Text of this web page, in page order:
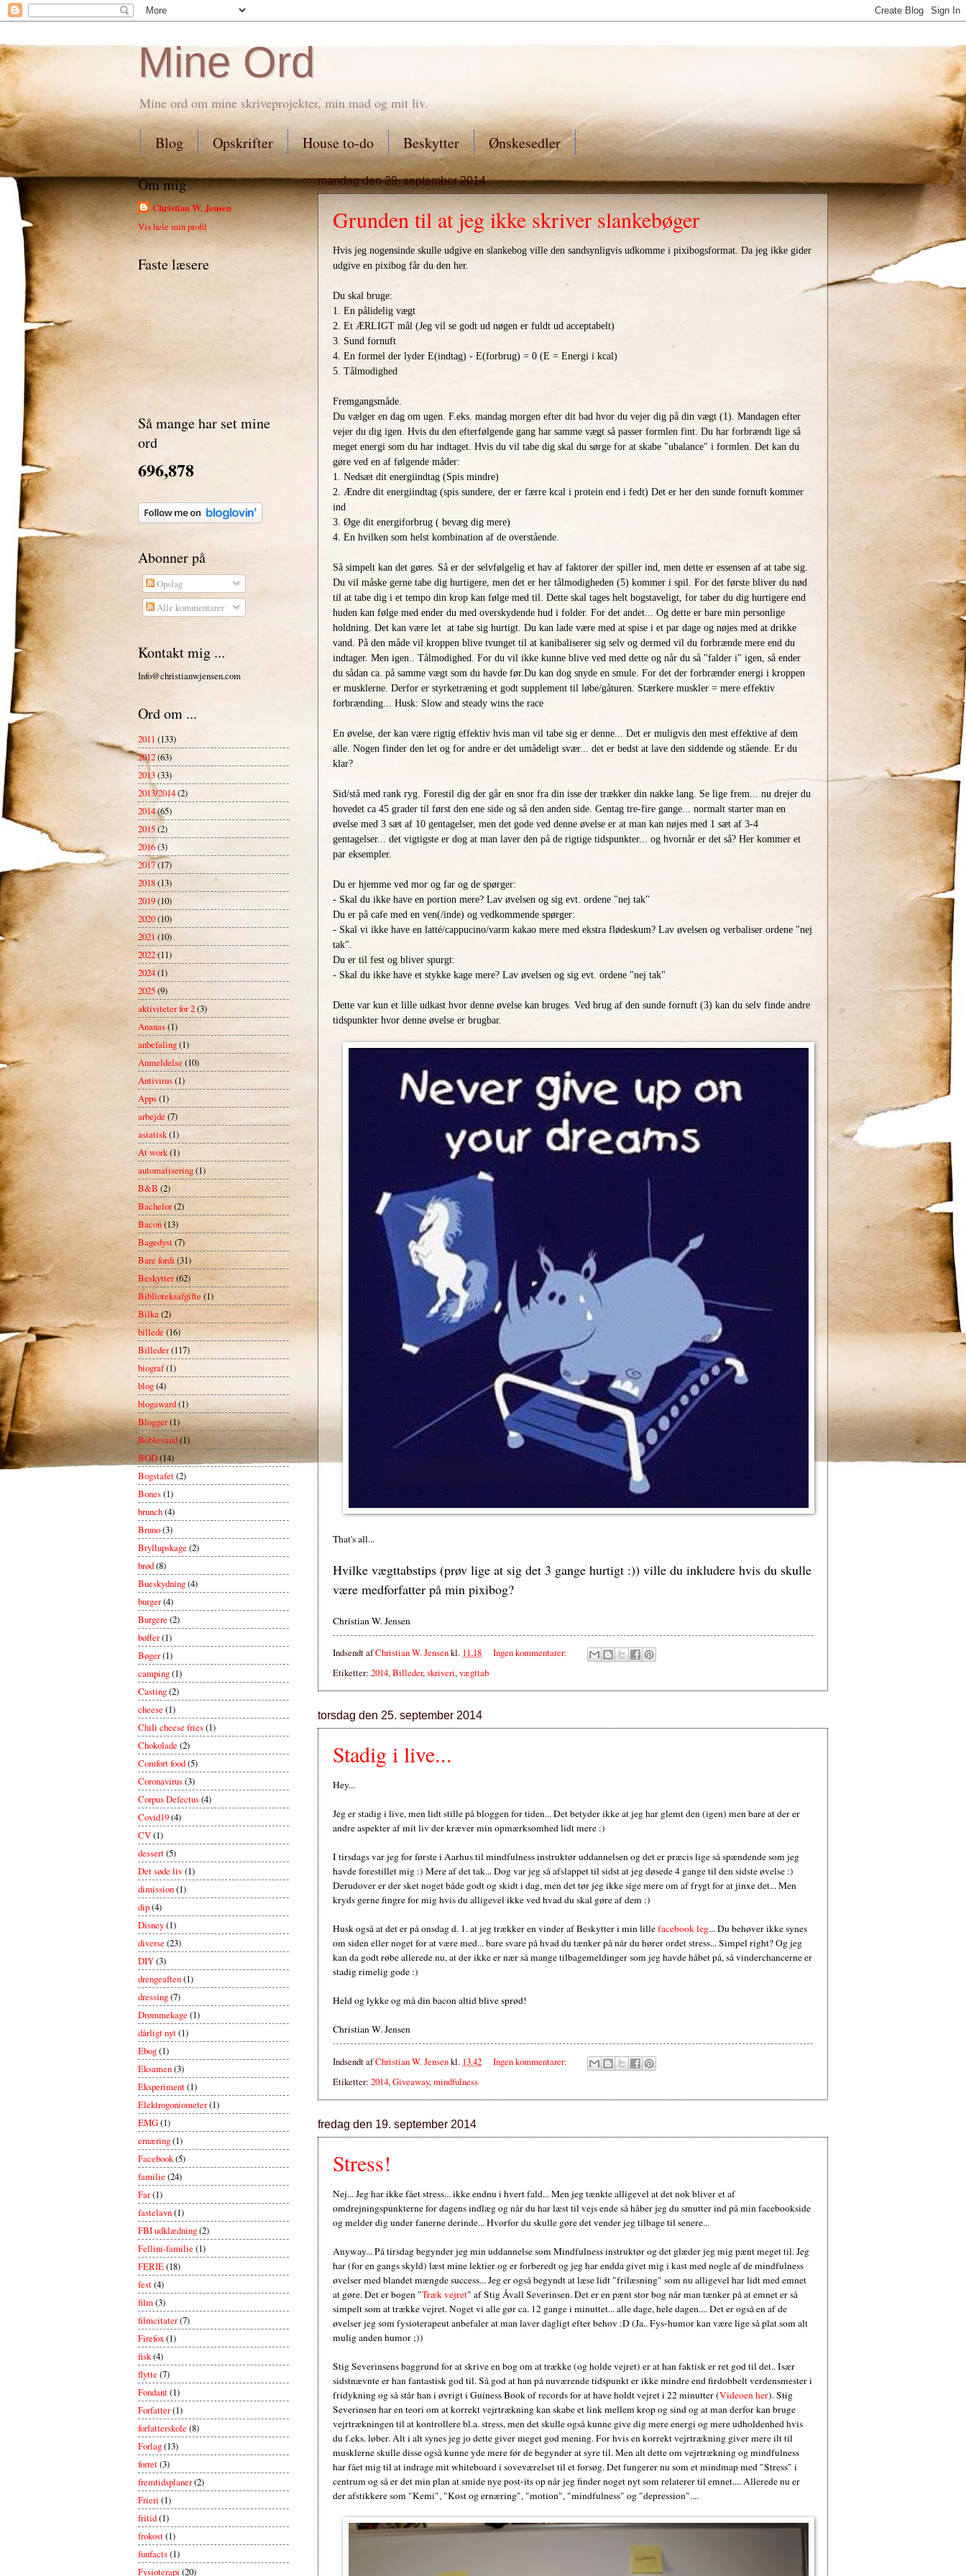
Mine Ord
Mine ord om mine skriveprojekter, min mad og mit liv.
Blog Opskrifter House to-do Beskytter Ønskesedler
mandag den 29. september 2014
Grunden til at jeg ikke skriver slankebøger
Hvis jeg nogensinde skulle udgive en slankebog ville den sandsynligvis udkomme i pixibogsformat. Da jeg ikke gider
udgive en pixibog får du den her.
Du skal bruge:
1. En pålidelig vægt
2. Et ÆRLIGT mål (Jeg vil se godt ud nøgen er fuldt ud acceptabelt)
3. Sund fornuft
4. En formel der lyder E(indtag) - E(forbrug) = 0 (E = Energi i kcal)
5. Tålmodighed
Fremgangsmåde.
Du vælger en dag om ugen. F.eks. mandag morgen efter dit bad hvor du vejer dig på din vægt (1). Mandagen efter
vejer du dig igen. Hvis du den efterfølgende gang har samme vægt så passer formlen fint. Du har forbrændt lige så
meget energi som du har indtaget. Hvis du vil tabe dig skal du sørge for at skabe "ubalance" i formlen. Det kan du
gøre ved en af følgende måder:
1. Nedsæt dit energiindtag (Spis mindre)
2. Ændre dit energiindtag (spis sundere, der er færre kcal i protein end i fedt) Det er her den sunde fornuft kommer
ind
3. Øge dit energiforbrug ( bevæg dig mere)
4. En hvilken som helst kombination af de overstående.
Så simpelt kan det gøres. Så er der selvfølgelig et hav af faktorer der spiller ind, men dette er essensen af at tabe sig.
Du vil måske gerne tabe dig hurtigere, men det er her tålmodigheden (5) kommer i spil. For det første bliver du nød
til at tabe dig i et tempo din krop kan følge med til. Dette skal tages helt bogstaveligt, for taber du dig hurtigere end
huden kan følge med ender du med overskydende hud i folder. For det andet... Og dette er bare min personlige
holdning. Det kan være let at tabe sig hurtigt. Du kan lade være med at spise i et par dage og nøjes med at drikke
vand. På den måde vil kroppen blive tvunget til at kanibaliserer sig selv og dermed vil du forbrænde mere end du
indtager. Men igen.. Tålmodighed. For du vil ikke kunne blive ved med dette og når du så "falder i" igen, så ender
du sådan ca. på samme vægt som du havde før.Du kan dog snyde en smule. For det der forbrænder energi i kroppen
er musklerne. Derfor er styrketræning et godt supplement til løbe/gåturen. Stærkere muskler = mere effektiv
forbrænding... Husk: Slow and steady wins the race
En øvelse, der kan være rigtig effektiv hvis man vil tabe sig er denne... Det er muligvis den mest effektive af dem
alle. Nogen finder den let og for andre er det umådeligt svær... det er bedst at lave den siddende og stående. Er du
klar?
Sid/stå med rank ryg. Forestil dig der går en snor fra din isse der trækker din nakke lang. Se lige frem... nu drejer du
hovedet ca 45 grader til først den ene side og så den anden side. Gentag tre-fire gange... normalt starter man en
øvelse med 3 sæt af 10 gentagelser, men det gode ved denne øvelse er at man kan nøjes med 1 sæt af 3-4
gentagelser... det vigtigste er dog at man laver den på de rigtige tidspunkter... og hvornår er det så? Her kommer et
par eksempler.
Du er hjemme ved mor og far og de spørger:
- Skal du ikke have en portion mere? Lav øvelsen og sig evt. ordene "nej tak"
Du er på cafe med en ven(/inde) og vedkommende spørger:
- Skal vi ikke have en latté/cappucino/varm kakao mere med ekstra flødeskum? Lav øvelsen og verbaliser ordene "nej
tak".
Du er til fest og bliver spurgt:
- Skal du ikke have et stykke kage mere? Lav øvelsen og sig evt. ordene "nej tak"
Dette var kun et lille udkast hvor denne øvelse kan bruges. Ved brug af den sunde fornuft (3) kan du selv finde andre
tidspunkter hvor denne øvelse er brugbar.
That's all...
Hvilke vægttabstips (prøv lige at sig det 3 gange hurtigt :)) ville du inkludere hvis du skulle
være medforfatter på min pixibog?
Christian W. Jensen
Indsendt afChristian W. Jensenkl. 11.18
Ingen kommentarer:
Etiketter: 2014,Billeder,skriveri,vægttab
torsdag den 25. september 2014
Stadig i live...
Hey...
Jeg er stadig i live, men lidt stille på bloggen for tiden... Det betyder ikke at jeg har glemt den (igen) men bare at der er
andre aspekter af mit liv der kræver min opmærksomhed lidt mere :)
I tirsdags var jeg for første i Aarhus til mindfulness instruktør uddannelsen og det er præcis lige så spændende som jeg
havde forestillet mig :) Mere af det tak... Dog var jeg så afslappet til sidst at jeg døsede 4 gange til den sidste øvelse :)
Derudover er der sket noget både godt og skidt i dag, men det tør jeg ikke sige mere om af frygt for at jinxe det... Men
kryds gerne fingre for mig hvis du alligevel ikke ved hvad du skal gøre af dem :)
Husk også at det er på onsdag d. 1. at jeg trækker en vinder af Beskytter i min lillefacebook leg... Du behøver ikke synes
om siden eller noget for at være med... bare svare på hvad du tænker på når du hører ordet stress... Simpel right? Og jeg
kan da godt røbe allerede nu, at der ikke er nær så mange tilbagemeldinger som jeg havde håbet på, så vinderchancerne er
stadig rimelig gode :)
Held og lykke og må din bacon altid blive sprød!
Christian W. Jensen
Indsendt afChristian W. Jensenkl. 13.42
Ingen kommentarer:
Etiketter: 2014,Giveaway,mindfulness
fredag den 19. september 2014
Stress!
Nej... Jeg har ikke fået stress... ikke endnu i hvert fald... Men jeg tænkte alligevel at det nok bliver et af
omdrejningspunkterne for dagens indlæg og når du har læst til vejs ende så håber jeg du smutter ind på min facebookside
og melder dig under fanerne derinde... Hvorfor du skulle gøre det vender jeg tilbage til senere...
Anyway... På tirsdag begynder jeg min uddannelse som Mindfulness instruktør og det glæder jeg mig pænt meget til. Jeg
har (for en gangs skyld) læst mine lektier og er forberedt og jeg har endda givet mig i kast med nogle af de mindfulness
øvelser med blandet mængde success... Jeg er også begyndt at læse lidt "frilæsning" som nu alligevel har lidt med emnet
at gøre. Det er bogen "Træk vejret" af Stig Åvall Severinsen. Det er en pænt stor bog når man tænker på at emnet er så
simpelt som at trække vejret. Noget vi alle gør ca. 12 gange i minuttet... alle dage, hele dagen.... Det er også en af de
øvelser jeg som fysioterapeut anbefaler at man laver dagligt efter behov :D (Ja.. Fys-humor kan være lige så plat som alt
mulig anden humor ;))
Stig Severinsens baggrund for at skrive en bog om at trække (og holde vejret) er at han faktisk er ret god til det.. Især
sidstnævnte er han fantastisk god til. Så god at han på nuværende tidspunkt er ikke mindre end firdobbelt verdensmester i
fridykning og så står han i øvrigt i Guiness Book of records for at have holdt vejret i 22 minutter (Videoen her). Stig
Severinsen har en teori om at korrekt vejrtrækning kan skabe et link mellem krop og sind og at man derfor kan bruge
vejrtrækningen til at kontrollere bl.a. stress, men det skulle også kunne give dig mere energi og mere udholdenhed hvis
du f.eks. løber. Alt i alt synes jeg jo dette giver meget god mening. For hvis en korrekt vejrtrækning giver mere ilt til
musklerne skulle disse også kunne yde mere før de begynder at syre til. Men alt dette om vejrtrækning og mindfulness
har fået mig til at indrage mit whiteboard i soveværelset til et forsøg. Det fungerer nu som et mindmap med "Stress" i
centrum og så er det min plan at smide nye post-its op når jeg finder noget nyt som relaterer til emnet.... Allerede nu er
der afstikkere som "Kemi", "Kost og ernæring", "motion", "mindfulness" og "depression"....
Om mig
Christian W. Jensen
Vis hele min profil
Faste læsere
Så mange har set mine
ord
696,878
Abonner på
Opslag
Alle kommentarer
Kontakt mig ...
Info@christianwjensen.com
Ord om ...
2011 (133)
2012(63)
2013(33)
2013/2014(2)
2014(65)
2015(2)
2016(3)
2017(17)
2018(13)
2019(10)
2020(10)
2021 (10)
2022(11)
2024(1)
2025(9)
aktiviteter for 2(3)
Ananas(1)
anbefaling(1)
Anmeldelse(10)
Antivirus(1)
Apps(1)
arbejde (7)
asiatisk(1)
At work(1)
automatisering(1)
B&B (2)
Bachelor(2)
Bacon(13)
Bagedyst(7)
Bare fordi (31)
Beskytter(62)
Biblioteksafgifte (1)
Bilka(2)
billede (16)
Billeder(117)
biograf(1)
blog(4)
blogaward(1)
Blogger(1)
Boblevand(1)
BOD(14)
Bogstafet(2)
Bones(1)
brunch(4)
Bruno(3)
Bryllupskage(2)
brød(8)
Bueskydning(4)
burger(4)
Burgere(2)
bøffer(1)
Bøger(1)
camping(1)
Casting(2)
cheese(1)
Chili cheese fries(1)
Chokolade(2)
Comfort food(5)
Coronavirus(3)
Corpus Defectus(4)
Covid19(4)
CV(1)
dessert(5)
Det søde liv(1)
dimission(1)
dip(4)
Disney(1)
diverse(23)
DIY(3)
drengeaften(1)
dressing(7)
Drømmekage(1)
dårligt nyt(1)
Ebog(1)
Eksamen(3)
Eksperiment(1)
Elektrogoniometer(1)
EMG(1)
ernæring(1)
Facebook(5)
familie(24)
Far(1)
fastelavn(1)
FBI udklædning(2)
Fellini-familie(1)
FERIE(18)
fest(4)
film(3)
filmcitater(7)
Firefox(1)
fisk(4)
flytte(7)
Fondant(1)
Forfatter(1)
forfatterskole(8)
Forlag(13)
forret(3)
fremtidsplaner(2)
Frieri (1)
fritid(1)
frokost(1)
funfacts(1)
Fysioterapi (20)